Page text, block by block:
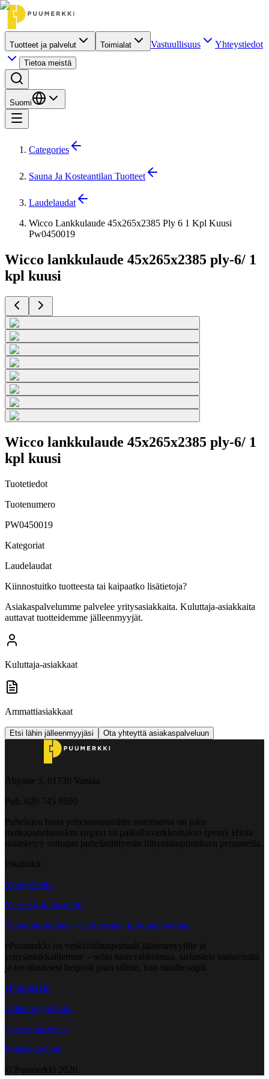
Tuotteet ja palvelut Toimialat Vastuullisuus Yhteystiedot
Tietoa meistä
Suomi
Categories
Sauna Ja Kosteantilan Tuotteet
Laudelaudat
Wicco Lankkulaude 45x265x2385 Ply 6 1 Kpl Kuusi
Pw0450019
Wicco lankkulaude 45x265x2385 ply-6/ 1
kpl kuusi
Wicco lankkulaude 45x265x2385 ply-6/ 1
kpl kuusi
Tuotetiedot
Tuotenumero
PW0450019
Kategoriat
Laudelaudat
Kiinnostuitko tuotteesta tai kaipaatko lisätietoja?
Asiakaspalvelumme palvelee yritysasiakkaita. Kuluttaja-asiakkaita
auttavat tuotteidemme jälleenmyyjät.
Kuluttaja-asiakkaat
Ammattiasiakkaat
Etsi lähin jälleenmyyjäsi Ota yhteyttä asiakaspalveluun
Åbyntie 5, 01730 Vantaa
Puh. 020 745 0500
Puhelujen hinta yritysnumeroihin soitettaessa on joko
matkapuhelumaksu (mpm) tai paikallisverkkomaksu (pvm). Hinta
määräytyy soittajan puhelinliittymän liittymäsopimuksen perusteella.
Pikalinkit
Yhteystiedot
Yleiset toimitusehdot
Tavarantoimittaja - tee kuorman purkuajanvaraus
ePuumerkki on verkkotilausportaali jälleenmyyjille ja
yritysasiakkaillemme – selaa tuotevalikoimaa, tarkastele saatavuutta
ja tee tilauksesi helposti juuri silloin, kun sinulle sopii.
ePuumerkki
Jälleenmyyjähaku
Tietosuojaseloste
Evästekäytäntö
© Puumerkki 2026